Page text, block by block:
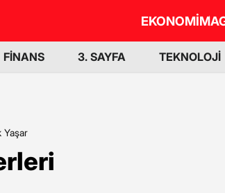
EKONOMİ
FİNANS 3. SAYFA TEKNOLOJİ
Yaşar